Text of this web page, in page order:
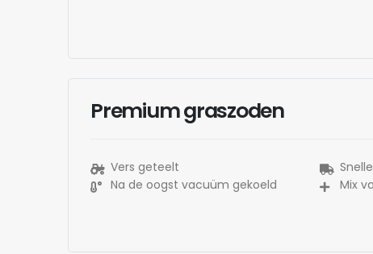
Premium graszoden
Vers geteelt
Na de oogst vacuüm gekoeld
Mix